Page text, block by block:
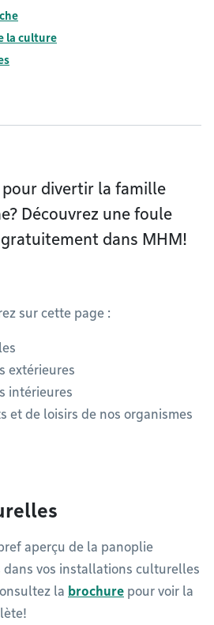
la culture
pour divertir la famille
Découvrez une foule
dans MHM!
sur cette page :
extérieures
intérieures
et de loisirs de nos organismes
aperçu de la panoplie
dans vos installations culturelles
la brochure pour voir la